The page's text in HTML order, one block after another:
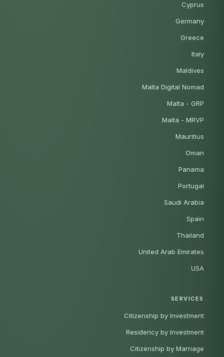
Cyprus
Germany
Greece
Italy
Maldives
Malta Digital Nomad
Malta - GRP
Malta - MRVP
Mauritius
Oman
Panama
Portugal
Saudi Arabia
Spain
Thailand
United Arab Emirates
USA
SERVICES
Citizenship by Investment
Residency by Investment
Citizenship by Marriage